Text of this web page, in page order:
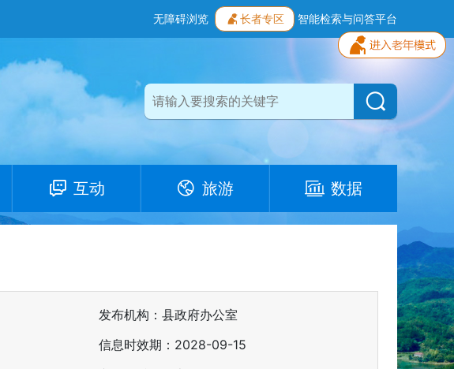
无障碍浏览 长者专区 智能检索与问答平台
互动 旅游 数据
发布机构：县政府办公室
信息时效期： 2028-09-15